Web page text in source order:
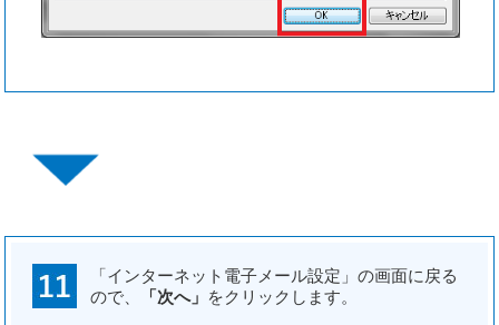
「インターネット電子メール設定」の画面に戻る
ので、
「次へ」 をクリックします。